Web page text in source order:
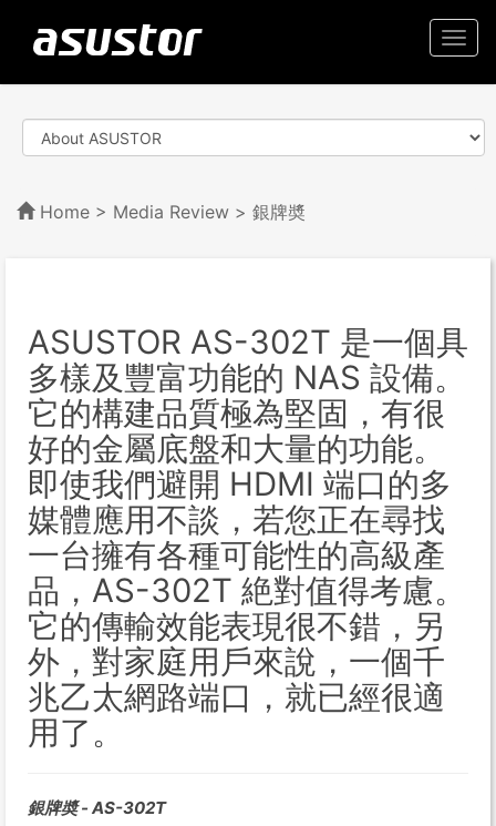
Home > Media Review > 銀牌奬
ASUSTOR AS-302T 是一個具
多樣及豐富功能的 NAS 設備。
它的構建品質極為堅固，有很
好的金屬底盤和大量的功能。
即使我們避開 HDMI 端口的多
媒體應用不談，若您正在尋找
一台擁有各種可能性的高級產
品，AS-302T 絶對值得考慮。
它的傳輸效能表現很不錯，另
外，對家庭用戶來說，一個千
兆乙太網路端口，就已經很適
用了。
銀牌奬 - AS-302T